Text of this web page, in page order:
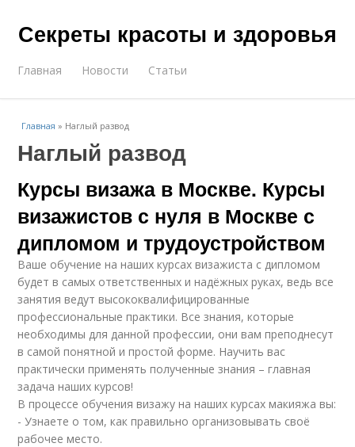
Секреты красоты и здоровья
Главная Новости Статьи
Главная » Наглый развод
Наглый развод
Курсы визажа в Москве. Курсы
визажистов с нуля в Москве с
дипломом и трудоустройством
Ваше обучение на наших курсах визажиста с дипломом
будет в самых ответственных и надёжных руках, ведь все
занятия ведут высококвалифицированные
профессиональные практики. Все знания, которые
необходимы для данной профессии, они вам преподнесут
в самой понятной и простой форме. Научить вас
практически применять полученные знания – главная
задача наших курсов!
В процессе обучения визажу на наших курсах макияжа вы:
- Узнаете о том, как правильно организовывать своё
рабочее место.